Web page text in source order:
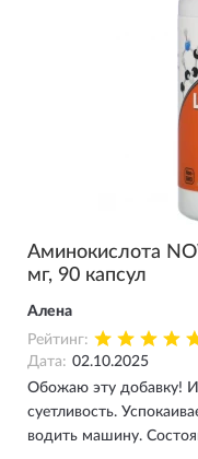
Аминокислота
мг, 90 капсул
Алена
Рейтинг:
Дата: 02.10.2025
Обожаю эту добавку!
суетливость.
водить машину.